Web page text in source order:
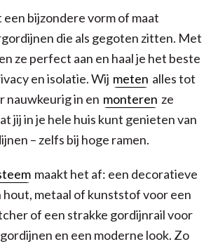
een bijzondere vorm of maat
die als gegoten zitten. Met
ze perfect aan en haal je het beste
en isolatie. Wij meten alles tot
nauwkeurig in en monteren ze
jij in je hele huis kunt genieten van
– zelfs bij hoge ramen.
maakt het af: een decoratieve
metaal of kunststof voor een
of een strakke gordijnrail voor
en een moderne look. Zo